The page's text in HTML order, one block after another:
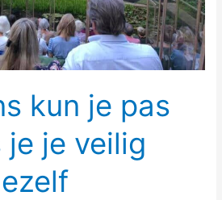
kun je pas
je je veilig